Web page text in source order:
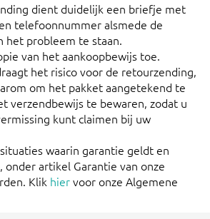
dient duidelijk een briefje met
telefoonnummer alsmede de
het probleem te staan.
van het aankoopbewijs toe.
het risico voor de retourzending,
om het pakket aangetekend te
verzendbewijs te bewaren, zodat u
kunt claimen bij uw
waarin garantie geldt en
artikel Garantie van onze
Klik hiervoor onze Algemene